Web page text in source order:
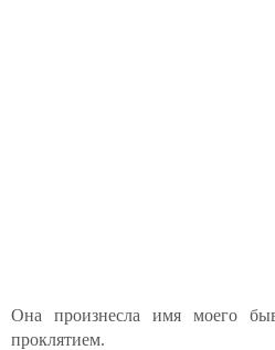
Она произнесла имя моего
проклятием.